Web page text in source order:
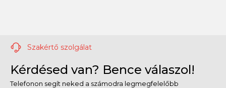
Szakértő szolgálat
Kérdésed van? Bence válaszol!
Telefonon segít neked a számodra legmegfelelőbb